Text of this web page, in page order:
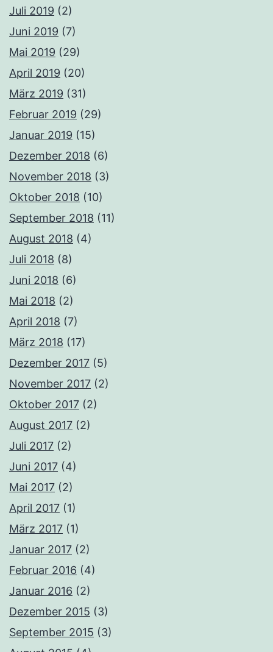
Juli 2019 (2)
Juni 2019 (7)
Mai 2019 (29)
April 2019 (20)
März 2019 (31)
Februar 2019 (29)
Januar 2019 (15)
Dezember 2018 (6)
November 2018 (3)
Oktober 2018 (10)
September 2018 (11)
August 2018 (4)
Juli 2018 (8)
Juni 2018 (6)
Mai 2018 (2)
April 2018 (7)
März 2018 (17)
Dezember 2017 (5)
November 2017 (2)
Oktober 2017 (2)
August 2017 (2)
Juli 2017 (2)
Juni 2017 (4)
Mai 2017 (2)
April 2017 (1)
März 2017 (1)
Januar 2017 (2)
Februar 2016 (4)
Januar 2016 (2)
Dezember 2015 (3)
September 2015 (3)